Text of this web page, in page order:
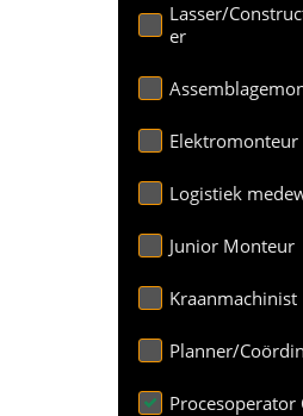
Lasser/
er
Elektromonteur
Logistiek
Junior Monteur
Kraanmachinist
Planner/
Procesoperator